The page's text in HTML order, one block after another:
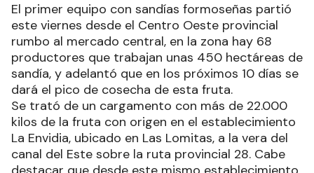
El primer equipo con sandías formoseñas partió
este viernes desde el Centro Oeste provincial
rumbo al mercado central, en la zona hay 68
productores que trabajan unas 450 hectáreas de
sandía, y adelantó que en los próximos 10 días se
dará el pico de cosecha de esta fruta.
Se trató de un cargamento con más de 22.000
kilos de la fruta con origen en el establecimiento
La Envidia, ubicado en Las Lomitas, a la vera del
canal del Este sobre la ruta provincial 28. Cabe